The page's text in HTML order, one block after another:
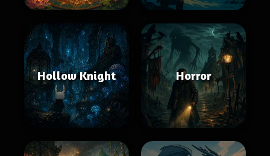
Hollow Knight Horror